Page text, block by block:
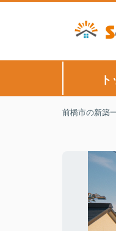
前橋市の新築